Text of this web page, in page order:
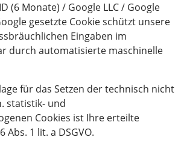
(6 Monate) / Google LLC / Google
gesetzte Cookie schützt unsere
Eingaben im
durch automatisierte maschinelle
für das Setzen der technisch nicht
statistik- und
Cookies ist Ihre erteilte
Abs. 1 lit. a DSGVO.